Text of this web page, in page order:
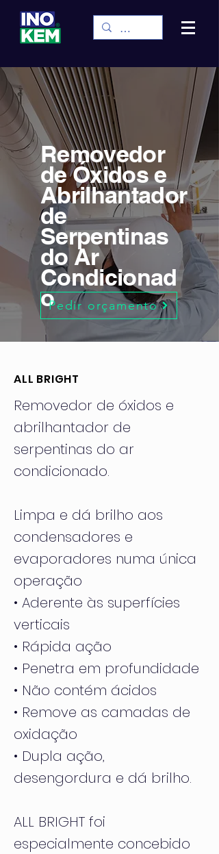
Removedor
de Óxidos e
Abrilhantador
de
Serpentinas
do Ar
Condicionad
oPedir orçamento
ALL BRIGHT
Removedor de óxidos e
abrilhantador de
serpentinas do ar
condicionado.
Limpa e dá brilho aos
condensadores e
evaporadores numa única
operação
• Aderente às superfícies
verticais
• Rápida ação
• Penetra em profundidade
• Não contém ácidos
• Remove as camadas de
oxidação
• Dupla ação,
desengordura e dá brilho.
ALL BRIGHT foi
especialmente concebido